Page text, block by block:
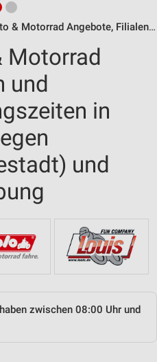
& Motorrad Angebote, Filialen & Öffnungszeiten
Motorrad
und
in
und
zwischen 08:00 Uhr und